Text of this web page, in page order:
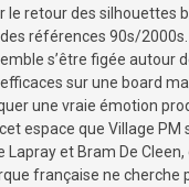
le retour des silhouettes
références 90s/2000s.
s’être figée autour
sur une board
une vraie émotion
espace que Village PM
Lapray et Bram De
française ne cherche